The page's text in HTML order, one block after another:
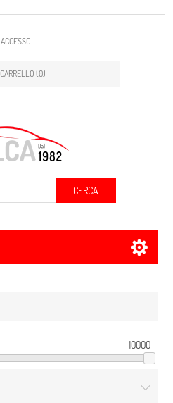
ACCESSO
CARRELLO (0)
CERCA
10000